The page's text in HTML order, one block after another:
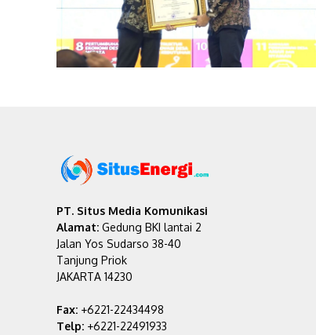
PT. Situs Media Komunikasi
Alamat: Gedung BKI lantai 2
Jalan Yos Sudarso 38-40
Tanjung Priok
JAKARTA 14230
Fax: +6221-22434498
Telp: +6221-22491933